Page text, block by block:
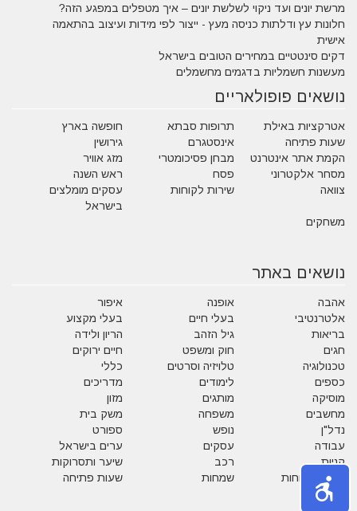
מרשת יונים ועד ניקוי לשלשת יונים – איך מטפלים במפגע הזה?
חלונות עץ ודלתות כניסה מעץ - ייצור לפי מידות ועיצוב בהתאמה
אישית
דקים סינטטיים במחירים הטובים בישראל
מעשנות חשמליות בדגמים מחשמלים
נושאים פופולאריים
אטרקציות באילת תרופות סבתא
חופשה בארץ
שעות פתיחה
אינסטגרם
גירושין
הקמת אתר אינטרנט
מבחן פסיכומטרי
מזג אוויר
מסחר אלקטרוני
פסח
ראש השנה
צוואה
שירות לקוחות
עסקים מומלצים
בישראל
משחקים
נושאים באתר
אהבה אופנה
איפור
אלטרנטיבי
בעלי חיים
בעלי מקצוע
בריאות
גיל הזהב
הריון ולידה
חגים
חוק ומשפט
חיים ירוקים
טכנולוגיה
טלויזיה וסרטים
כללי
כספים
לימודים
מדריכים
מוסיקה
מותגים
מזון
מחשבים
משפחה
משק בית
נדל"ן
נופש
ספורט
עבודה
עסקים
ערים בישראל
קניות
רכב
שיער ותסרוקות
שירות לקוחות
שמחות
שעות פתיחה
תזונה